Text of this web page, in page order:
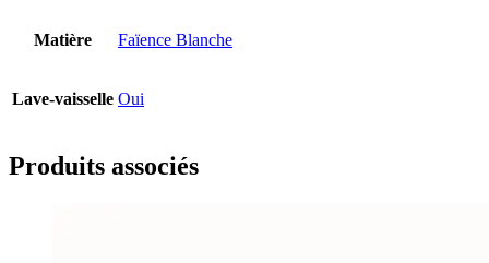
Matière Faïence Blanche
Lave-vaisselle Oui
Produits associés